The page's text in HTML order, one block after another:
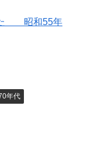
た 昭和55年
年代